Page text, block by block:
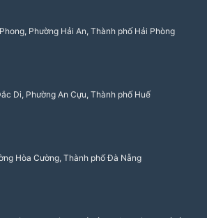
Phường Hải An, Thành phố Hải Phòng
Di, Phường An Cựu, Thành phố Huế
Hòa Cường, Thành phố Đà Nẵng